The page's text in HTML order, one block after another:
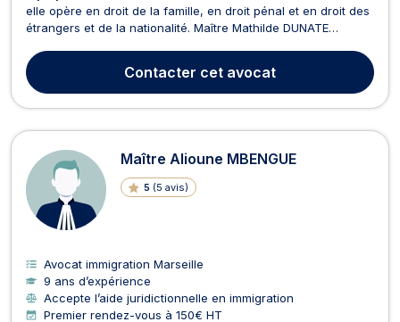
elle opère en droit de la famille, en droit pénal et en droit des
étrangers et de la nationalité. Maître Mathilde DUNATE
votre dossier concerne un divorce contentieux ou par
consentement mutuel, la fixation de la p...
Contacter cet avocat
Maître Alioune MBENGUE
5 (5 avis)
Avocat immigration Marseille
9 ans d’expérience
Accepte l’aide juridictionnelle en immigration
Premier rendez-vous à 150€ HT